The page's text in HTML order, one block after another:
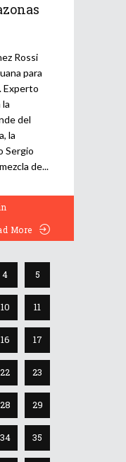
Rossi
para
Experto
del
la
Sergio
de
More
4 5
10 11
16 17
22 23
28 29
34 35